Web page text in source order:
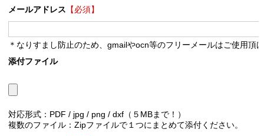
メールアドレス 【必須】
＊なりすまし防止のため、gmailやocn等のフリーメールはご使用頂
添付ファイル
対応形式：PDF / jpg / png / dxf（５MBまで！）
複数のファイル：Zipファイルで１つにまとめて添付ください。